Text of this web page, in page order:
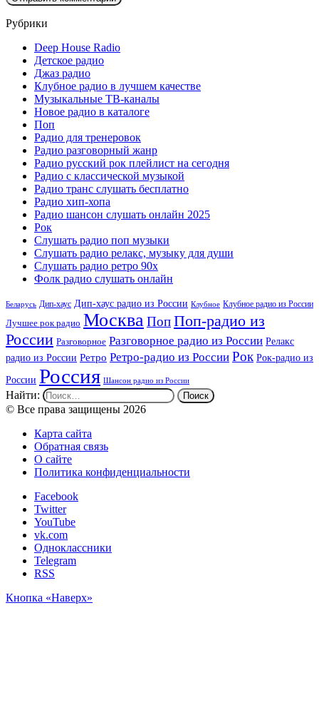
Рубрики
Deep House Radio
Детское радио
Джаз радио
Клубное радио в лучшем качестве
Музыкальные ТВ-каналы
Новое радио в каталоге
Поп
Радио для тренеровок
Радио разговорный жанр
Радио русский рок плейлист на сегодня
Радио с классической музыкой
Радио транс слушать бесплатно
Радио хип-хопа
Радио шансон слушать онлайн 2025
Рок
Слушать радио поп музыки
Слушать радио релакс, музыку для души
Слушать радио ретро 90х
Фолк радио слушать онлайн
Беларусь Дип-хаус Дип-хаус радио из России Клубное Клубное радио из России
Лучшее рок радио МоскваПопПоп-радио из
России Разговорное Разговорное радио из России Релакс
радио из России Ретро Ретро-радио из России Рок Рок-радио из
России Россия Шансон радио из России
Найти:
© Все права защищены 2026
Карта сайта
Обратная связь
О сайте
Политика конфиденциальности
Facebook
Twitter
YouTube
vk.com
Одноклассники
Telegram
RSS
Кнопка «Наверх»